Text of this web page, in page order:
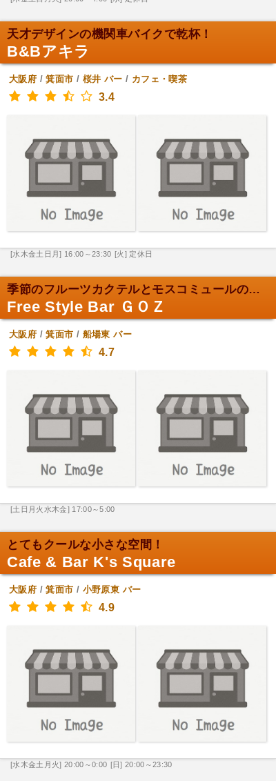
天才デザインの機関車バイクで乾杯！
B&Bアキラ
大阪府 /箕面市 / 桜井 バー / カフェ・喫茶
3.4
[水木金土日月] 16:00～23:30 [火] 定休日
季節のフルーツカクテルとモスコミュールの店。
Free Style Bar ＧＯＺ
大阪府 /箕面市 / 船場東 バー
4.7
[土日月火水木金] 17:00～5:00
とてもクールな小さな空間！
Cafe & Bar K's Square
大阪府 /箕面市 / 小野原東 バー
4.9
[水木金土月火] 20:00～0:00 [日] 20:00～23:30